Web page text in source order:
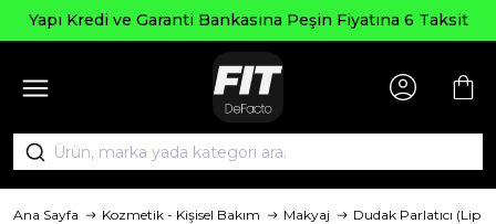
Yapı Kredi ve Garanti Bankasına Peşin Fiyatına 6 Taksit
Ana Sayfa Kozmetik - Kişisel Bakım Makyaj Dudak Parlatıcı (Lip